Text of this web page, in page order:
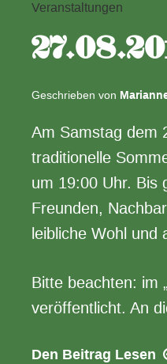
Veranstaltungen
Geschrieben von
Am Samstag dem
traditionelle
um 19:00 Uhr. Bis
Freunden,
leibliche Wohl und
Bitte beachten: im
veröffentlicht. An
Den Beitrag Lesen